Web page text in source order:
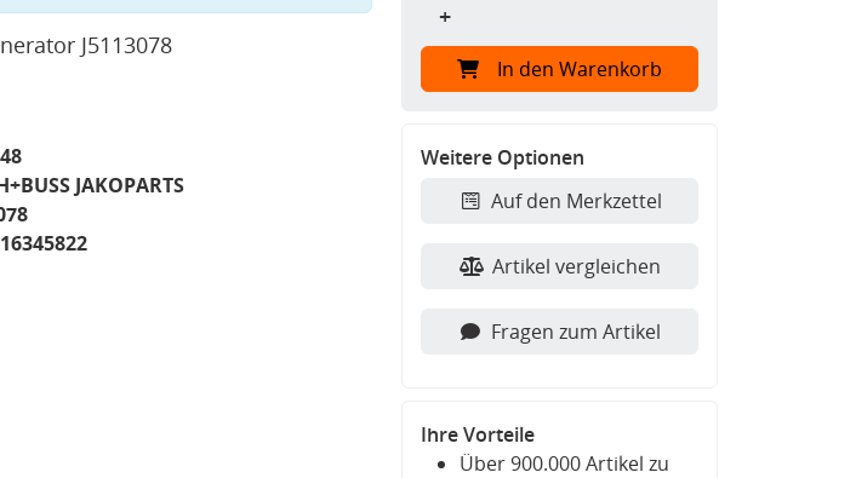
J5113078
JAKOPARTS
+
In den Warenkorb
Weitere Optionen
Auf den Merkzettel
Artikel vergleichen
Fragen zum Artikel
Ihre Vorteile
Über 900.000 Artikel zu